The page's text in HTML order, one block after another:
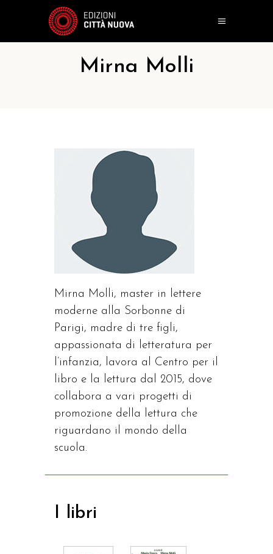
Mirna Molli
Mirna Molli, master in lettere
moderne alla Sorbonne di
Parigi, madre di tre figli,
appassionata di letteratura per
l’infanzia, lavora al Centro per il
libro e la lettura dal 2015, dove
collabora a vari progetti di
promozione della lettura che
riguardano il mondo della
scuola.
I libri